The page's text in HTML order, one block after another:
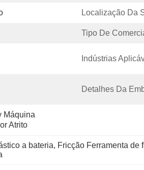
Localização Da
Tipo De
Indústrias
Detalhes Da
Máquina
Atrito
a bateria, Fricção Ferramenta de